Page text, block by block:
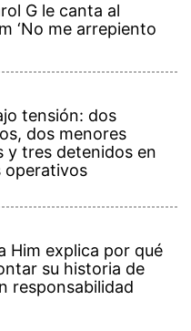
G le canta al
‘No me arrepiento
tensión: dos
dos menores
y tres detenidos en
operativos
Him explica por qué
su historia de
responsabilidad